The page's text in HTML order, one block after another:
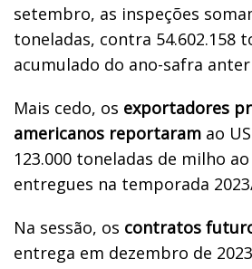
setembro, as inspeções
toneladas, contra 54.602.158
acumulado do ano-safra
Mais cedo, os exportadores
americanos reportaram ao
123.000 toneladas de milho
entregues na temporada
Na sessão, os contratos
entrega em dezembro de